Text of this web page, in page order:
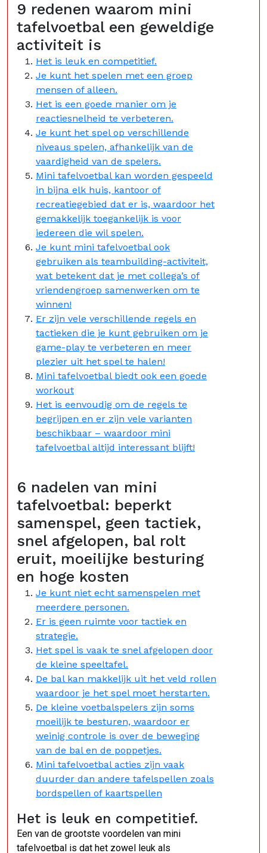
9 redenen waarom mini
tafelvoetbal een geweldige
activiteit is
Het is leuk en competitief.
Je kunt het spelen met een groep
mensen of alleen.
Het is een goede manier om je
reactiesnelheid te verbeteren.
Je kunt het spel op verschillende
niveaus spelen, afhankelijk van de
vaardigheid van de spelers.
Mini tafelvoetbal kan worden gespeeld
in bijna elk huis, kantoor of
recreatiegebied dat er is, waardoor het
gemakkelijk toegankelijk is voor
iedereen die wil spelen.
Je kunt mini tafelvoetbal ook
gebruiken als teambuilding-activiteit,
wat betekent dat je met collega’s of
vriendengroep samenwerken om te
winnen!
Er zijn vele verschillende regels en
tactieken die je kunt gebruiken om je
game-play te verbeteren en meer
plezier uit het spel te halen!
Mini tafelvoetbal biedt ook een goede
workout
Het is eenvoudig om de regels te
begrijpen en er zijn vele varianten
beschikbaar – waardoor mini
tafelvoetbal altijd interessant blijft!
6 nadelen van mini
tafelvoetbal: beperkt
samenspel, geen tactiek,
snel afgelopen, bal rolt
eruit, moeilijke besturing
en hoge kosten
Je kunt niet echt samenspelen met
meerdere personen.
Er is geen ruimte voor tactiek en
strategie.
Het spel is vaak te snel afgelopen door
de kleine speeltafel.
De bal kan makkelijk uit het veld rollen
waardoor je het spel moet herstarten.
De kleine voetbalspelers zijn soms
moeilijk te besturen, waardoor er
weinig controle is over de beweging
van de bal en de poppetjes.
Mini tafelvoetbal acties zijn vaak
duurder dan andere tafelspellen zoals
bordspellen of kaartspellen
Het is leuk en competitief.
Een van de grootste voordelen van mini
tafelvoetbal is dat het zowel leuk als